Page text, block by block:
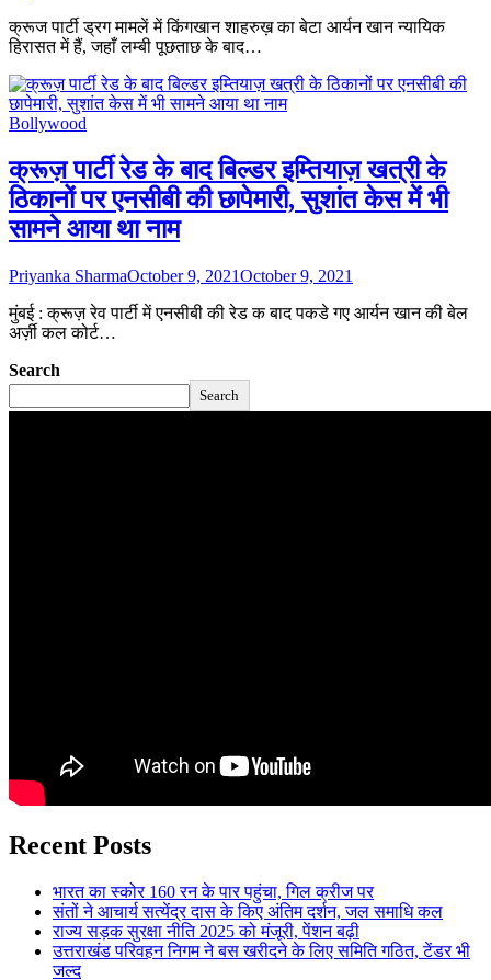
क्रूज पार्टी ड्रग मामलें में किंगखान शाहरुख़ का बेटा आर्यन खान न्यायिक
हिरासत में हैं, जहाँ लम्बी पूछताछ के बाद…
Bollywood
क्रूज़ पार्टी रेड के बाद बिल्डर इम्तियाज़ खत्री के
ठिकानों पर एनसीबी की छापेमारी, सुशांत केस में भी
सामने आया था नाम
Priyanka SharmaOctober 9, 2021October 9, 2021
मुंबई : क्रूज़ रेव पार्टी में एनसीबी की रेड क बाद पकडे गए आर्यन खान की बेल
अर्ज़ी कल कोर्ट…
Search
Search
Recent Posts
भारत का स्कोर 160 रन के पार पहुंचा, गिल क्रीज पर
संतों ने आचार्य सत्येंद्र दास के किए अंतिम दर्शन, जल समाधि कल
राज्य सड़क सुरक्षा नीति 2025 को मंजूरी, पेंशन बढ़ी
उत्तराखंड परिवहन निगम ने बस खरीदने के लिए समिति गठित, टेंडर भी
जल्द